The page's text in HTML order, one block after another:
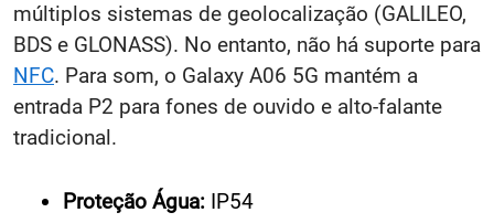
múltiplos sistemas de geolocalização (GALILEO,
BDS e GLONASS). No entanto, não há suporte para
NFC. Para som, o Galaxy A06 5G mantém a
entrada P2 para fones de ouvido e alto-falante
tradicional.
Proteção Água: IP54